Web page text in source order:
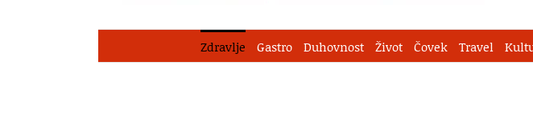
Zdravlje Gastro Duhovnost Život Čovek Travel